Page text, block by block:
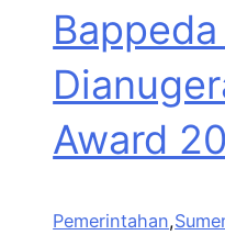
Award
Pemerintahan,